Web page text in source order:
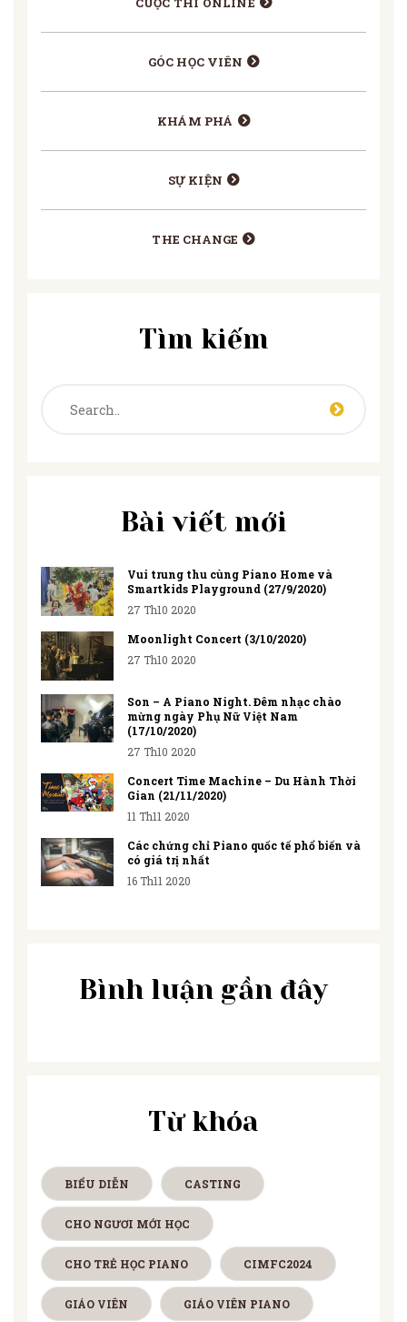
GÓC HỌC VIÊN
KHÁM PHÁ
SỰ KIỆN
THE CHANGE
Tìm kiếm
Bài viết mới
Vui trung thu cùng Piano Home và
Smartkids Playground (27/9/2020)
27 Th10 2020
Moonlight Concert (3/10/2020)
27 Th10 2020
Son – A Piano Night. Đêm nhạc chào
mừng ngày Phụ Nữ Việt Nam
(17/10/2020)
27 Th10 2020
Concert Time Machine – Du Hành Thời
Gian (21/11/2020)
11 Th11 2020
Các chứng chỉ Piano quốc tế phổ biến và
có giá trị nhất
16 Th11 2020
Bình luận gần đây
Từ khóa
BIỂU DIỄN CASTING
CHO NGƯƠI MỚI HỌC
CHO TRẺ HỌC PIANO CIMFC2024
GIÁO VIÊN GIÁO VIÊN PIANO